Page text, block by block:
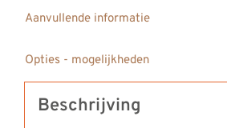
Aanvullende informatie
Opties - mogelijkheden
Beschrijving